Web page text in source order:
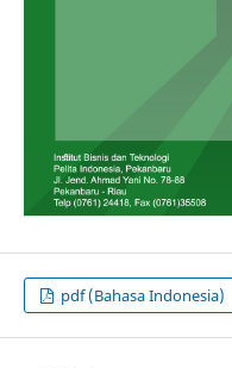
pdf (Bahasa Indonesia)